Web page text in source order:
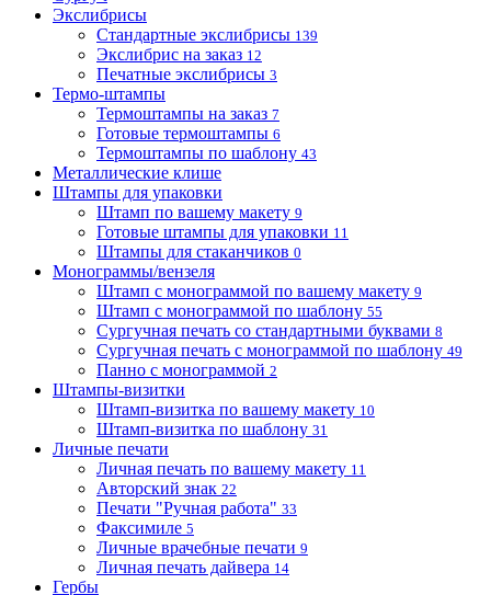
Экслибрисы
Стандартные экслибрисы 139
Экслибрис на заказ 12
Печатные экслибрисы 3
Термо-штампы
Термоштампы на заказ 7
Готовые термоштампы 6
Термоштампы по шаблону 43
Металлические клише
Штампы для упаковки
Штамп по вашему макету 9
Готовые штампы для упаковки 11
Штампы для стаканчиков 0
Монограммы/вензеля
Штамп с монограммой по вашему макету 9
Штамп с монограммой по шаблону 55
Сургучная печать со стандартными буквами 8
Сургучная печать с монограммой по шаблону 49
Панно с монограммой 2
Штампы-визитки
Штамп-визитка по вашему макету 10
Штамп-визитка по шаблону 31
Личные печати
Личная печать по вашему макету 11
Авторский знак 22
Печати "Ручная работа" 33
Факсимиле 5
Личные врачебные печати 9
Личная печать дайвера 14
Гербы